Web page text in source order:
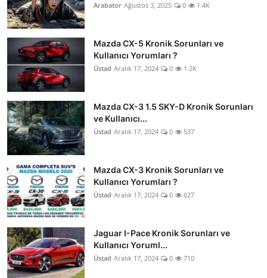
Arabator Ağustos 3, 2025 0 1.4K
Mazda CX-5 Kronik Sorunları ve
Kullanıcı Yorumları ?
Üstad Aralık 17, 2024 0 1.2K
Mazda CX-3 1.5 SKY-D Kronik Sorunları
ve Kullanıcı...
Üstad Aralık 17, 2024 0 537
Mazda CX-3 Kronik Sorunları ve
Kullanıcı Yorumları ?
Üstad Aralık 17, 2024 0 627
Jaguar I-Pace Kronik Sorunları ve
Kullanıcı Yoruml...
Üstad Aralık 17, 2024 0 710